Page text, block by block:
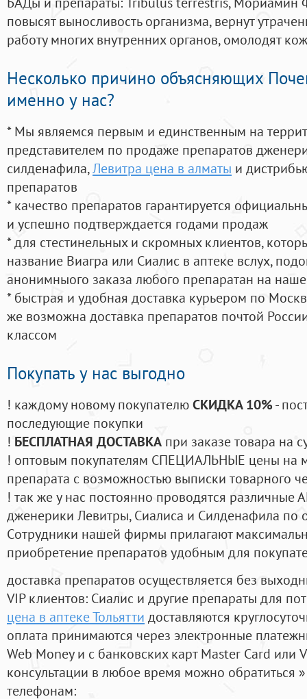
повысят выносливость организма, вернут
работу многих внутренних органов, омолодят
Несколько причино объясняющих
именно у нас?
* Мы являемся первым и единственным на
представителем по продаже препаратов
силденафила,Левитра цена в алматы и
препаратов
* качество препаратов гарантируется
и успешно подтверждается годами продаж
* для стестинельных и скромных клиентов,
название Виагра или Сиалис в аптеке вслух,
анонимныого заказа любого препаратан на
* быстрая и удобная доставка курьером по
же возможна доставка препаратов почтой
классом
Покупать у нас выгодно
! каждому новому покупателюСКИДКА 10%-
последующие покупки
! БЕСПЛАТНАЯ ДОСТАВКА при заказе товара на
! оптовым покупателям СПЕЦИАЛЬНЫЕ цены на
препарата с возможностью выписки товарного
! так же у нас постоянно проводятся
дженерики Левитры, Сиалиса и Силденафила по
Cотрудники нашей фирмы прилагают
приобретение препаратов удобным для
доставка препаратов осуществляется без
VIP клиентов: Сиалис и другие препараты для
цена в аптеке Тольятти доставляются
оплата принимаются через электронные
Web Money и с банковских карт Master Card или
консультации в любое время можно обратиться
телефонам: